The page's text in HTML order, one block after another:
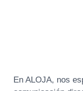
En ALOJA, nos